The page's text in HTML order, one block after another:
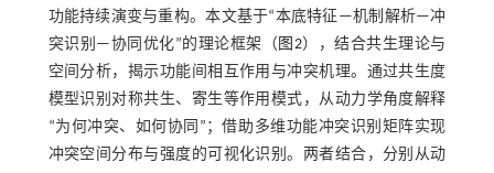
功能持续演变与重构。本文基于“本底特征—机制解析—冲
突识别—协同优化”的理论框架（ 图2），结合共生理论与
空间分析，揭示功能间相互作用与冲突机理。通过共生度
模型识别对称共生、寄生等作用模式，从动力学角度解释
“为何冲突、如何协同”；借助多维功能冲突识别矩阵实现
冲突空间分布与强度的可视化识别。两者结合，分别从动